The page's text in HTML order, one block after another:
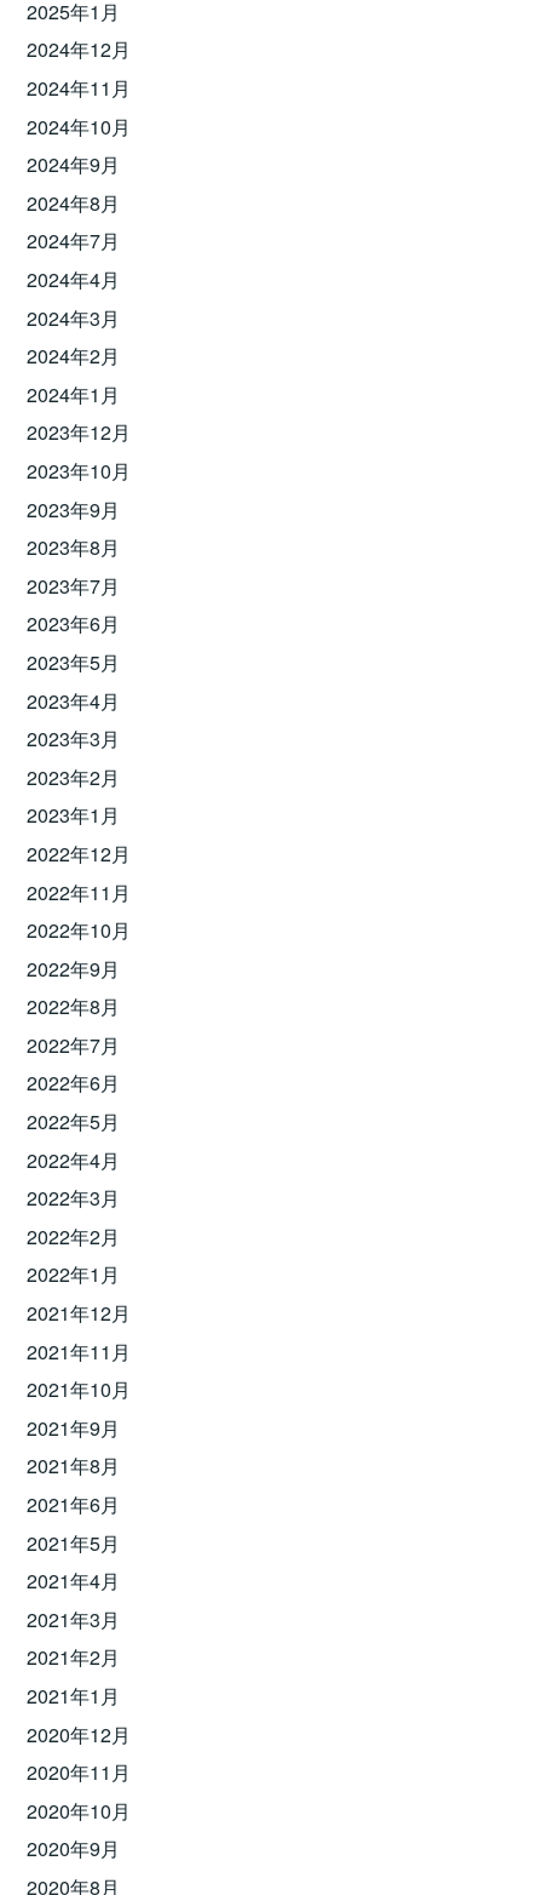
2025年1月
2024年12月
2024年11月
2024年10月
2024年9月
2024年8月
2024年7月
2024年4月
2024年3月
2024年2月
2024年1月
2023年12月
2023年10月
2023年9月
2023年8月
2023年7月
2023年6月
2023年5月
2023年4月
2023年3月
2023年2月
2023年1月
2022年12月
2022年11月
2022年10月
2022年9月
2022年8月
2022年7月
2022年6月
2022年5月
2022年4月
2022年3月
2022年2月
2022年1月
2021年12月
2021年11月
2021年10月
2021年9月
2021年8月
2021年6月
2021年5月
2021年4月
2021年3月
2021年2月
2021年1月
2020年12月
2020年11月
2020年10月
2020年9月
2020年8月